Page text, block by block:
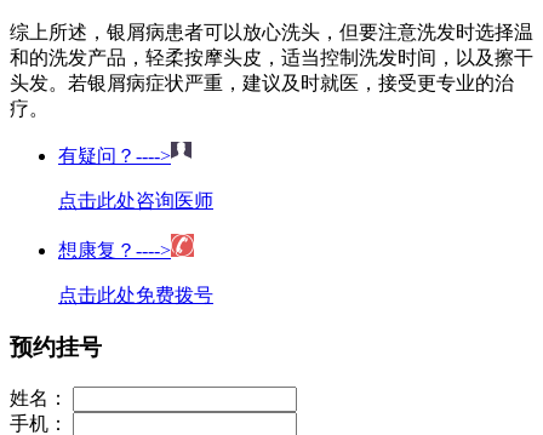
综上所述，银屑病患者可以放心洗头，但要注意洗发时选择温
和的洗发产品，轻柔按摩头皮，适当控制洗发时间，以及擦干
头发。若银屑病症状严重，建议及时就医，接受更专业的治
疗。
有疑问？---->
点击此处咨询医师
想康复？---->
点击此处免费拨号
预约挂号
姓名：
手机：